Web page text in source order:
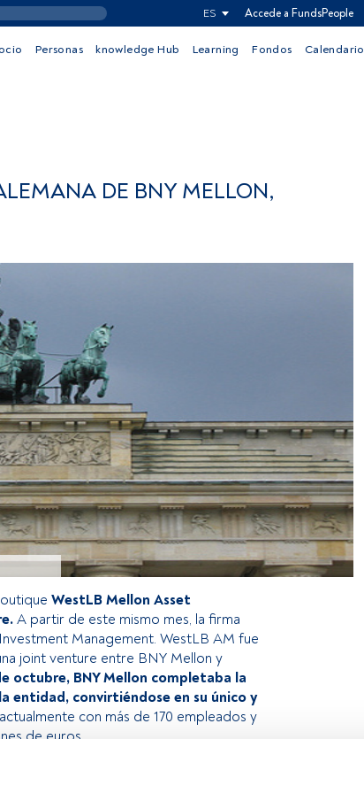
ES Accede a FundsPeople
Personas knowledge Hub Learning Fondos Calendario
DE BNY MELLON,
WestLB Mellon Asset
A partir de este mismo mes, la firma
Management. WestLB AM fue
joint venture entre BNY Mellon y
octubre, BNY Mellon completaba la
entidad, convirtiéndose en su único y
con más de 170 empleados y
de euros.